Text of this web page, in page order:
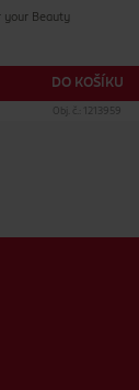
your Beauty
DO KOŠÍKU
Obj. č.: 1213959